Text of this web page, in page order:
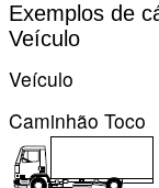
Exemplos de
Veículo
Veículo
Caminhão Toco